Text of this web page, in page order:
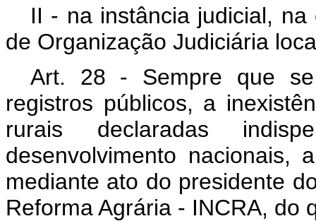
II - na instância judicial,
de Organização Judiciária
Art. 28 - Sempre que
registros públicos, a
rurais declaradas
desenvolvimento nacionais,
mediante ato do presidente
Reforma Agrária - INCRA, do